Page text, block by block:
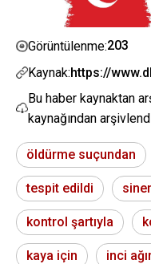
Görüntülenme:203
Kaynak:https://
Bu haber kaynaktan
kaynağından
öldürme suçundan
tespit edildi
kontrol şartıyla
kaya için inci